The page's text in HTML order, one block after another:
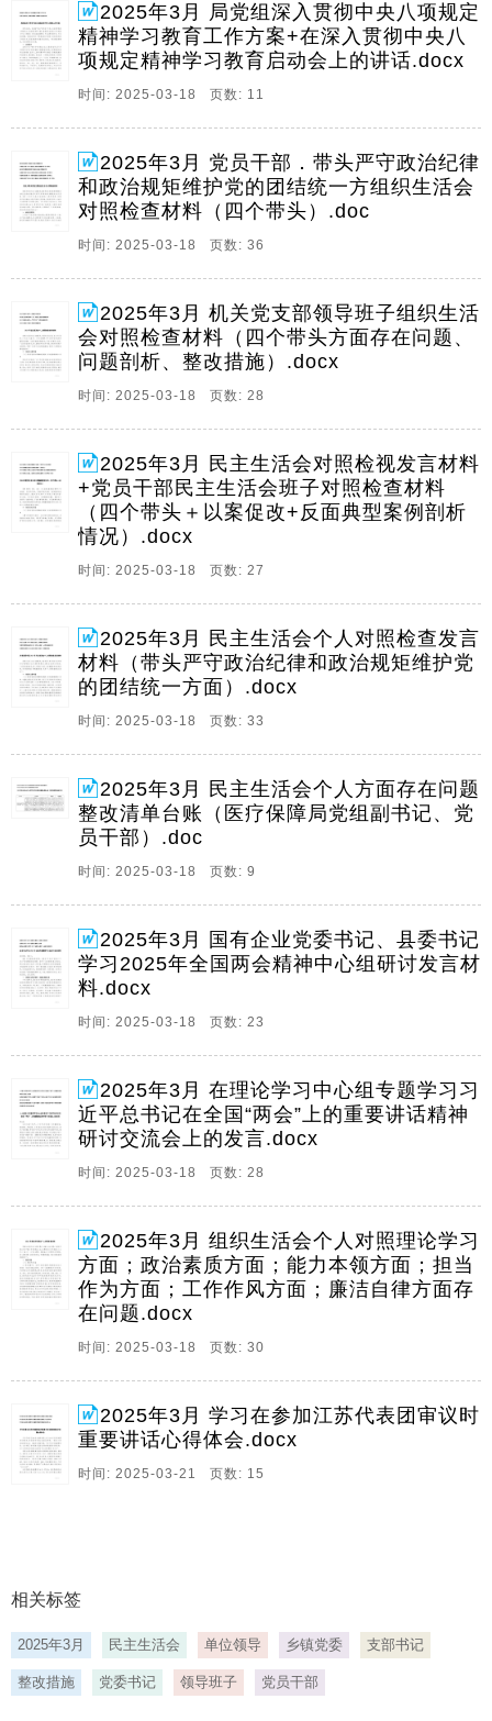
7、1县机关事务局党支部组织生活会对照检查材料县机
关事务局党支部组织生活会对照检查材料乡镇党员干部
乡镇党员干部20242024年度组织生活会对照检查材料,四
个带头,年度组织生活会对照检查材料,四个带头,县机关
8、120242024年组织生活会个人对照检查剖析材料年组
织生活会个人对照检查剖析材料单位机关党支部领导班
子单位机关党支部领导班子20242024年组织生活会对照
活会个人,四个带头,对照检。
头以案促改,年度民主生活会对照检视发言材料,四个带头
以案促改,20242024年度专题民主生活会对照检查材料,
四个带头,年度专题民主生活会对照检查材料,四个带
头,20242024年度党。
10、1乡镇党委书记乡镇党委书记20242024年民主生活
会个人对照检查发言材料年民主生活会个人对照检查发
言材料市总工会主席市总工会主席20242024年民主生活
会个人对照检查发言材料年民主生活会个人对照检查发
言材料市医疗保障局党组副书记市医疗保。
11、20252025年民主年民主生活会个人四个带头方面存
书记,20252025年民主年民主生活会个人四个带头方面存
在问题整改清单台账生活会个人四个。
精神中心组研讨发言材料年全国两会精神中心组研讨发
言材料县委书记学习县委书记学习20252025年全国两会
精神发言材料年全国两会精神发言材料国有企业党委书
记学习国有企业党委书记学习20252。
13、1人大副主任在理论学习中心组专题学习习近平总书
记在全国,两会,上的重要讲话精人大副主任在理论学习中
组理论学习中心组专题学习习近平总书记在全国。
14、120242024年度组织生活会个人对照检查材料年度
要求,我紧扣会议主题,认真学习领会习近平新时代中国特
色社会主义思想,深入学习党的二十大和二十届二中,三中
全会精神,紧密结合个人思想和工作实际。
2025年3月 局党组深入贯彻中央八项规定
精神学习教育工作方案+在深入贯彻中央八
项规定精神学习教育启动会上的讲话.docx
时间: 2025-03-18 页数: 11
2025年3月 党员干部．带头严守政治纪律
和政治规矩维护党的团结统一方组织生活会
对照检查材料（四个带头）.doc
时间: 2025-03-18 页数: 36
2025年3月 机关党支部领导班子组织生活
会对照检查材料（四个带头方面存在问题、
问题剖析、整改措施）.docx
时间: 2025-03-18 页数: 28
2025年3月 民主生活会对照检视发言材料
+党员干部民主生活会班子对照检查材料
（四个带头＋以案促改+反面典型案例剖析
情况）.docx
时间: 2025-03-18 页数: 27
2025年3月 民主生活会个人对照检查发言
材料（带头严守政治纪律和政治规矩维护党
的团结统一方面）.docx
时间: 2025-03-18 页数: 33
2025年3月 民主生活会个人方面存在问题
整改清单台账（医疗保障局党组副书记、党
员干部）.doc
时间: 2025-03-18 页数: 9
2025年3月 国有企业党委书记、县委书记
学习2025年全国两会精神中心组研讨发言材
料.docx
时间: 2025-03-18 页数: 23
2025年3月 在理论学习中心组专题学习习
近平总书记在全国“两会”上的重要讲话精神
研讨交流会上的发言.docx
时间: 2025-03-18 页数: 28
2025年3月 组织生活会个人对照理论学习
方面；政治素质方面；能力本领方面；担当
作为方面；工作作风方面；廉洁自律方面存
在问题.docx
时间: 2025-03-18 页数: 30
2025年3月 学习在参加江苏代表团审议时
重要讲话心得体会.docx
时间: 2025-03-21 页数: 15
相关标签
2025年3月 民主生活会 单位领导 乡镇党委 支部书记
整改措施 党委书记 领导班子 党员干部